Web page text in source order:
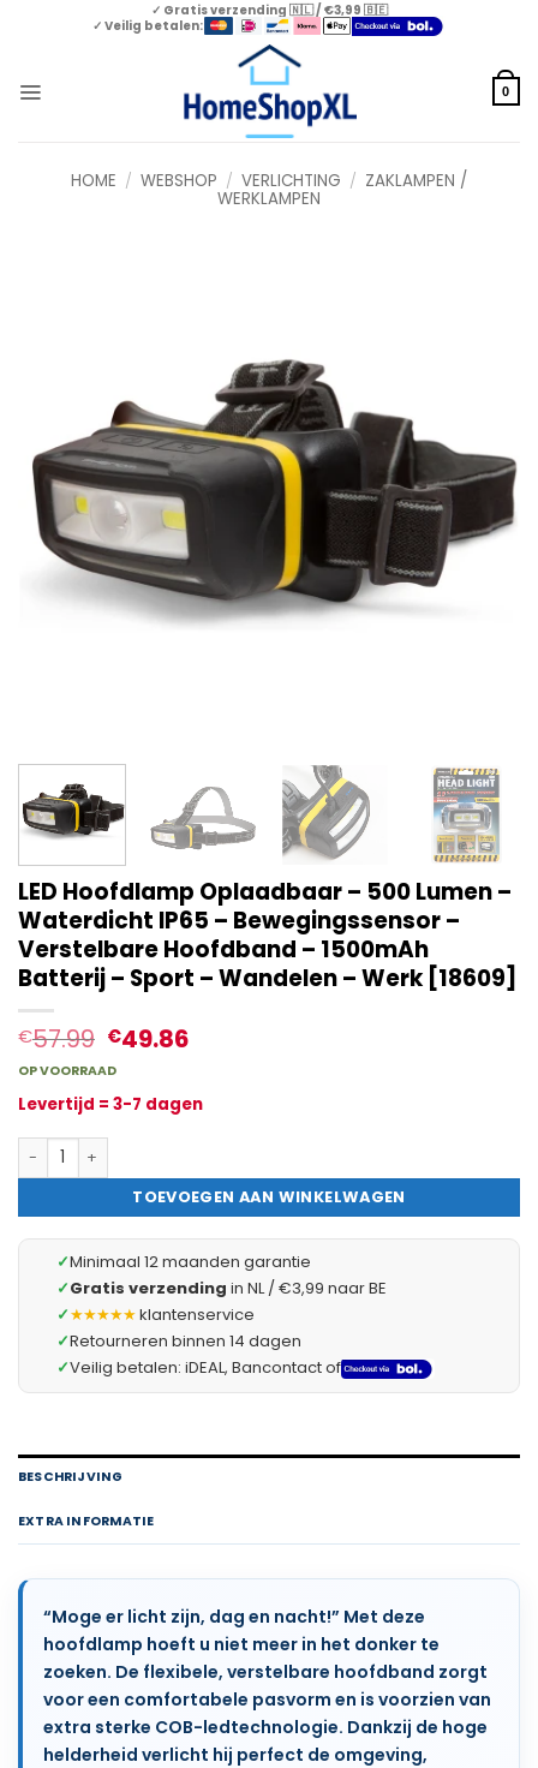
✓ Gratis verzending 🇳🇱 / €3,99 🇧🇪
✓ Veilig betalen:
0
HOME / WEBSHOP / VERLICHTING / ZAKLAMPEN /
WERKLAMPEN
LED Hoofdlamp Oplaadbaar – 500 Lumen –
Waterdicht IP65 – Bewegingssensor –
Verstelbare Hoofdband – 1500mAh
Batterij – Sport – Wandelen – Werk [18609]
€57.99 €49.86
OP VOORRAAD
Levertijd = 3-7 dagen
LED Hoofdlamp Oplaadbaar - 500 Lumen - Waterdicht IP65 -
TOEVOEGEN AAN WINKELWAGEN
✓Minimaal 12 maanden garantie
✓Gratis verzending in NL / €3,99 naar BE
✓★★★★★klantenservice
✓Retourneren binnen 14 dagen
✓Veilig betalen: iDEAL, Bancontact of
BESCHRIJVING
EXTRA INFORMATIE
“Moge er licht zijn, dag en nacht!” Met deze
hoofdlamp hoeft u niet meer in het donker te
zoeken. De flexibele, verstelbare hoofdband zorgt
voor een comfortabele pasvorm en is voorzien van
extra sterke COB-ledtechnologie. Dankzij de hoge
helderheid verlicht hij perfect de omgeving,